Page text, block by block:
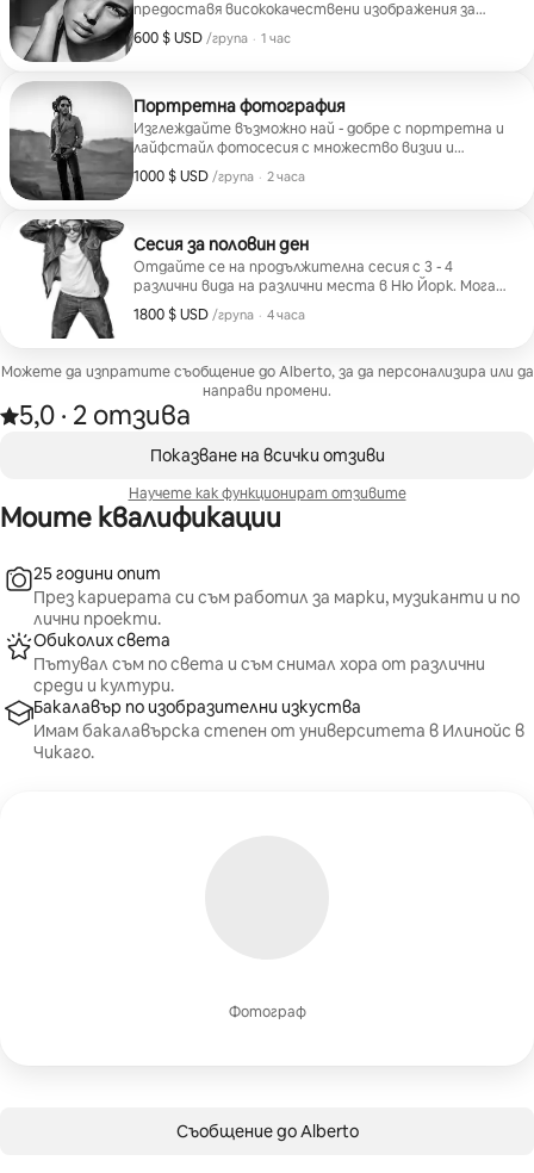
предоставя висококачествени изображения за
кратък период от време. Мога да ви снимам
самостоятелно, като двойка или семейство до 6
моменти.
600 $ USD /група
600 $ USD за група
, · 1 час
Портретна фотография
Изглеждайте възможно най - добре с портретна и
лайфстайл фотосесия с множество визии и
настройки. Мога да ви снимам самостоятелно,
като двойка или семейство до 6 души. Или може би
1000 $ USD /група
1000 $ USD за група
, · 2 часа
Сесия за половин ден
Отдайте се на продължителна сесия с 3 - 4
различни вида на различни места в Ню Йорк. Мога
да ви снимам самостоятелно, като двойка или
семейство до 6 души. Или може би искате снимка с
добрите ви моменти.
1800 $ USD /група
1800 $ USD за група
, · 4 часа
Можете да изпратите съобщение до Alberto, за да персонализира или да
направи промени.
5,0 от 5 звезди от 2 отзива
5,0
, · 2 отзива
Показване на 0 от 0 елемента
Показване на всички отзиви
Научете как функционират отзивите
Моите квалификации
Фотограф
25 години опит
През кариерата си съм работил за марки, музиканти и по
лични проекти.
Обиколих света
Пътувал съм по света и съм снимал хора от различни
среди и култури.
Бакалавър по изобразителни изкуства
Имам бакалавърска степен от университета в Илинойс в
Чикаго.
Съобщение до Alberto